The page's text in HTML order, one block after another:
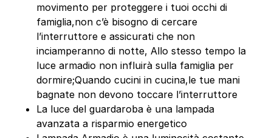
movimento per proteggere i tuoi occhi di
famiglia,non c’è bisogno di cercare
l’interruttore e assicurati che non
inciamperanno di notte, Allo stesso tempo la
luce armadio non influirà sulla famiglia per
dormire;Quando cucini in cucina,le tue mani
bagnate non devono toccare l’interruttore
La luce del guardaroba è una lampada
avanzata a risparmio energetico